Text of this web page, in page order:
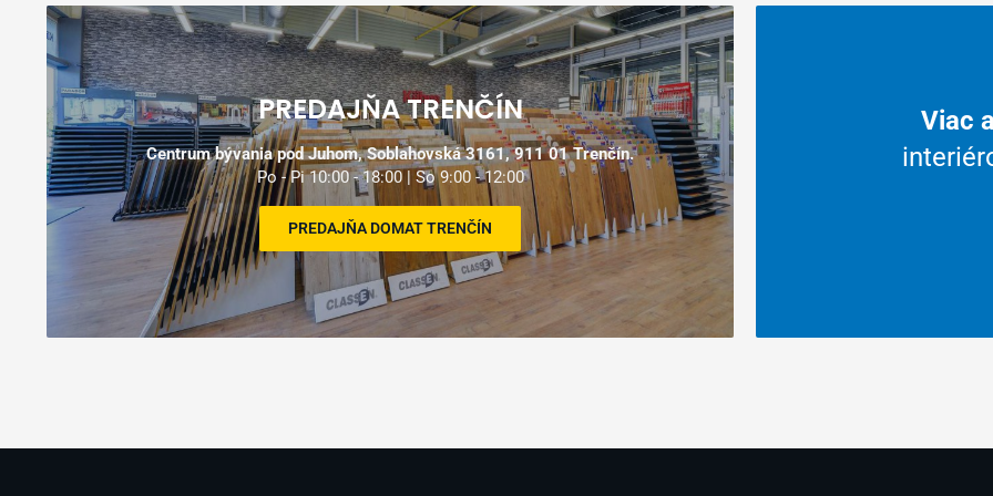
PREDAJŇA TRENČÍN
Centrum bývania pod Juhom, Soblahovská 3161, 911 01 Trenčín.
Po - Pi 10:00 - 18:00 | So 9:00 - 12:00
PREDAJŇA DOMAT TRENČÍN
Prečo nakupovať u nás?
Využite naše službyod zamerania,
dopravy, montáže až po následný servis.
MONTÁŽ
Prečo
Viac ako 9
interiérovými
a